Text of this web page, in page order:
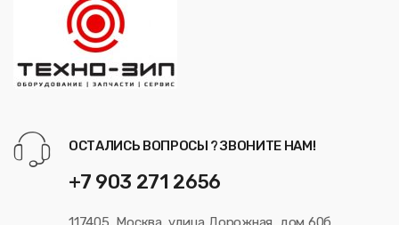
ОСТАЛИСЬ ВОПРОСЫ ? ЗВОНИТЕ НАМ!
+7 903 271 2656